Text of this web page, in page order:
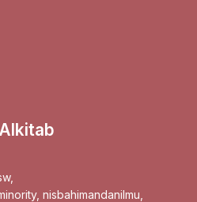
,
, nisbahimandanilmu